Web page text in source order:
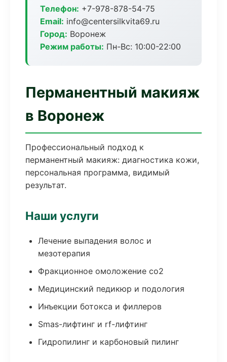
Телефон: +7-978-878-54-75
Email: info@centersilkvita69.ru
Город: Воронеж
Режим работы: Пн-Вс: 10:00-22:00
Перманентный макияж
в Воронеж
Профессиональный подход к
перманентный макияж: диагностика кожи,
персональная программа, видимый
результат.
Наши услуги
Лечение выпадения волос и
мезотерапия
Фракционное омоложение co2
Медицинский педикюр и подология
Инъекции ботокса и филлеров
Smas-лифтинг и rf-лифтинг
Гидропилинг и карбоновый пилинг